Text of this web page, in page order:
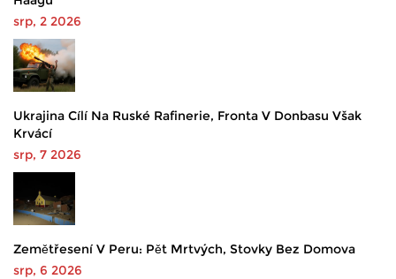
srp, 2 2026
Ukrajina Cílí Na Ruské Rafinerie, Fronta V Donbasu Však
Krvácí
srp, 7 2026
Zemětřesení V Peru: Pět Mrtvých, Stovky Bez Domova
srp, 6 2026